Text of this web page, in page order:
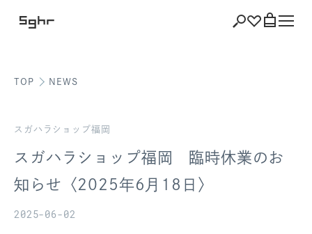
ショッピング
注文履歴
TOP NEWS
スガハラショップ福岡
スガハラショップ福岡 臨時休業のお
知らせ〈2025年6月18日〉
2025-06-02